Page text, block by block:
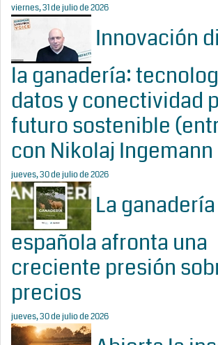
viernes, 31 de julio de 2026
Innovación
la ganadería:
datos y conectividad
futuro sostenible
con Nikolaj
jueves, 30 de julio de 2026
La ganadería
española afronta una
creciente presión
precios
jueves, 30 de julio de 2026